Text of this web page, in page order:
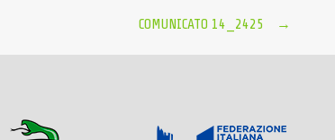
COMUNICATO 14_2425 →